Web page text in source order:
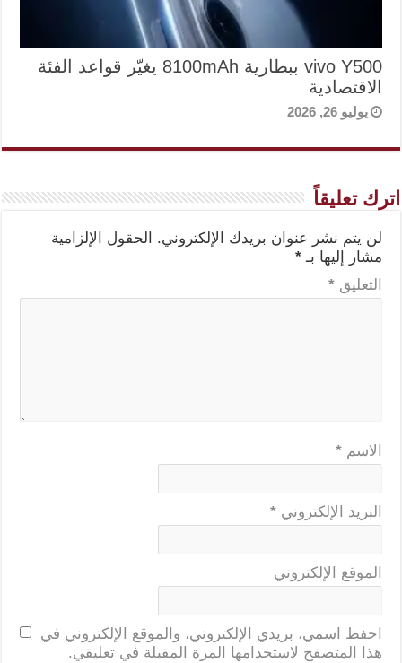
vivo Y500 ببطارية 8100mAh يغيّر قواعد الفئة
الاقتصادية
يوليو 26, 2026
اترك تعليقاً
لن يتم نشر عنوان بريدك الإلكتروني.
الحقول الإلزامية
مشار إليها بـ *
التعليق *
الاسم *
البريد الإلكتروني *
الموقع الإلكتروني
احفظ اسمي، بريدي الإلكتروني، والموقع الإلكتروني في
هذا المتصفح لاستخدامها المرة المقبلة في تعليقي.